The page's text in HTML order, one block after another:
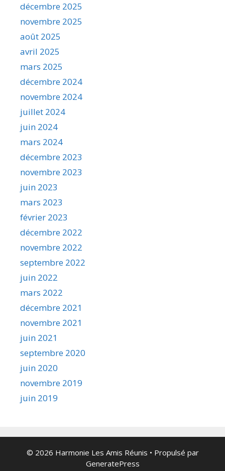
décembre 2025
novembre 2025
août 2025
avril 2025
mars 2025
décembre 2024
novembre 2024
juillet 2024
juin 2024
mars 2024
décembre 2023
novembre 2023
juin 2023
mars 2023
février 2023
décembre 2022
novembre 2022
septembre 2022
juin 2022
mars 2022
décembre 2021
novembre 2021
juin 2021
septembre 2020
juin 2020
novembre 2019
juin 2019
© 2026 Harmonie Les Amis Réunis • Propulsé par
GeneratePress